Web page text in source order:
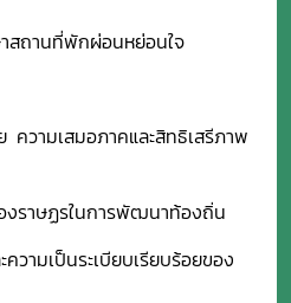
าสถานที่พักผ่อนหย่อนใจ
ความเสมอภาคและสิทธิเสรีภาพ
งราษฏรในการพัฒนาท้องถิ่น
วามเป็นระเบียบเรียบร้อยของ